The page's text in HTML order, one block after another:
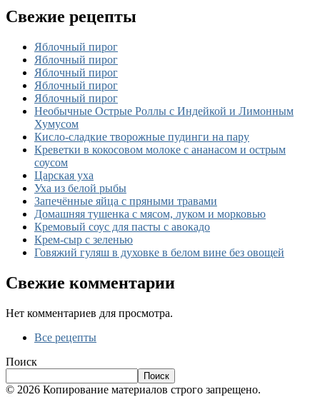
Свежие рецепты
Яблочный пирог
Яблочный пирог
Яблочный пирог
Яблочный пирог
Яблочный пирог
Необычные Острые Роллы с Индейкой и Лимонным
Хумусом
Кисло-сладкие творожные пудинги на пару
Креветки в кокосовом молоке с ананасом и острым
соусом
Царская уха
Уха из белой рыбы
Запечённые яйца с пряными травами
Домашняя тушенка с мясом, луком и морковью
Кремовый соус для пасты с авокадо
Крем-сыр с зеленью
Говяжий гуляш в духовке в белом вине без овощей
Свежие комментарии
Нет комментариев для просмотра.
Все рецепты
Поиск
Поиск
© 2026 Копирование материалов строго запрещено.